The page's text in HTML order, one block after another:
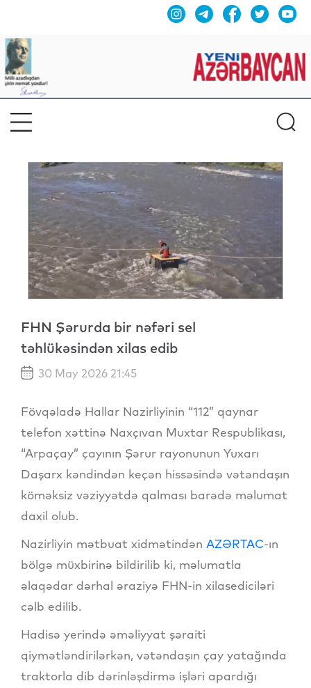
FHN Şərurda bir nəfəri sel
təhlükəsindən xilas edib
30 May 2026 21:45
Fövqəladə Hallar Nazirliyinin “112” qaynar
telefon xəttinə Naxçıvan Muxtar Respublikası,
“Arpaçay” çayının Şərur rayonunun Yuxarı
Daşarx kəndindən keçən hissəsində vətəndaşın
köməksiz vəziyyətdə qalması barədə məlumat
daxil olub.
Nazirliyin mətbuat xidmətindən AZƏRTAC-ın
bölgə müxbirinə bildirilib ki, məlumatla
əlaqədar dərhal əraziyə FHN-in xilasediciləri
cəlb edilib.
Hadisə yerində əməliyyat şəraiti
qiymətləndirilərkən, vətəndaşın çay yatağında
traktorla dib dərinləşdirmə işləri apardığı